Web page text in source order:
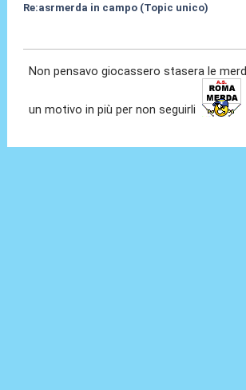
Re:asrmerda in campo (Topic unico)
Non pensavo giocassero stasera le
un motivo in più per non seguirli